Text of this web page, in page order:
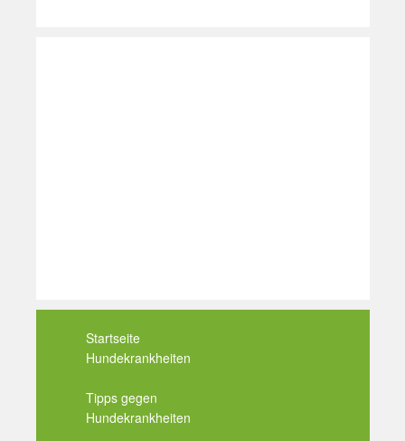
Startseite
Hundekrankheiten
Tipps gegen
Hundekrankheiten